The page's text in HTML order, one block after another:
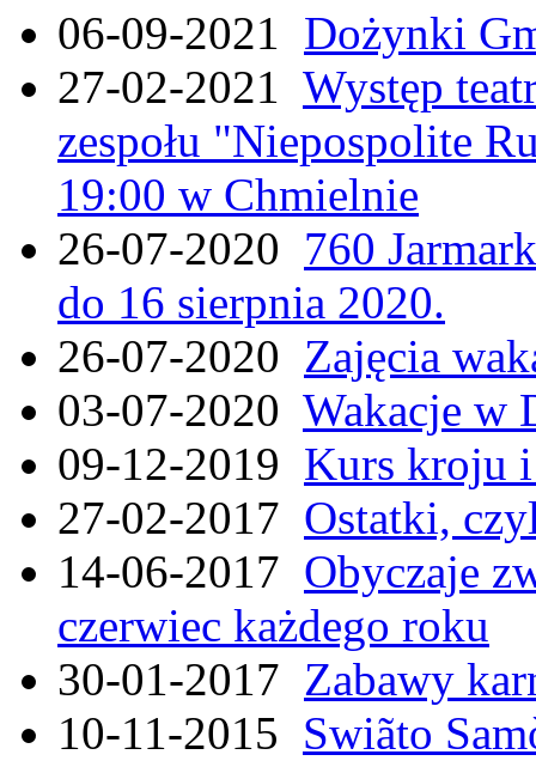
06-09-2021 Dożynki
27-02-2021 Występ
zespołu "Niepospolite
19:00 w Chmielnie
26-07-2020 760
do 16 sierpnia 2020.
26-07-2020 Zajęcia
03-07-2020 Wakacje w
09-12-2019 Kurs kroju i
27-02-2017 Ostatki,
14-06-2017 Obyczaje
czerwiec każdego roku
30-01-2017 Zabawy
10-11-2015 Swiãto